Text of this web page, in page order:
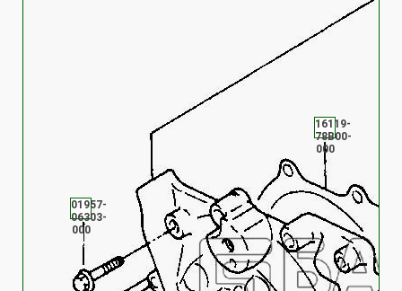
16119-
78B00-
000
01957-
06303-
000